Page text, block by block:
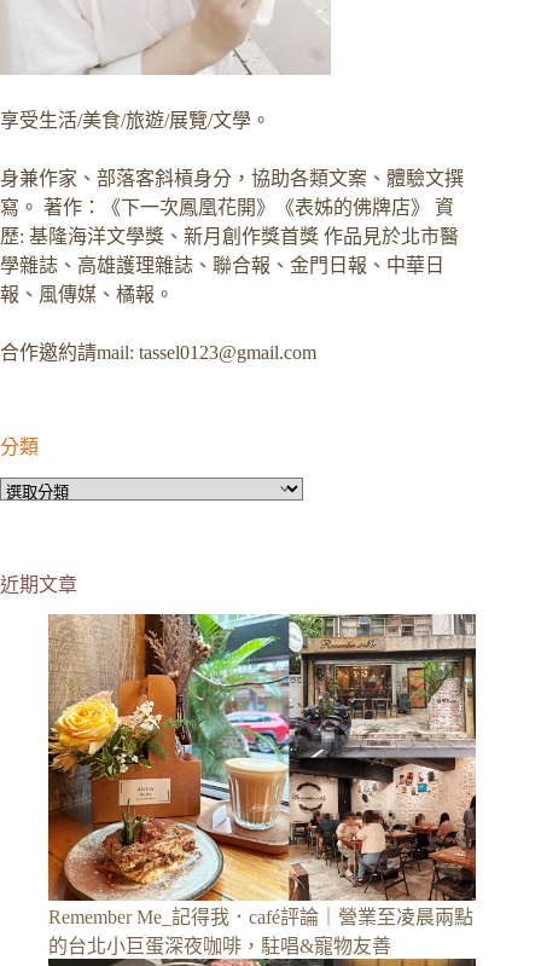
享受生活/美食/旅遊/展覽/文學。
身兼作家、部落客斜槓身分，協助各類文案、體驗文撰
寫。 著作：《下一次鳳凰花開》《表姊的佛牌店》 資
歷: 基隆海洋文學獎、新月創作獎首獎 作品見於北市醫
學雜誌、高雄護理雜誌、聯合報、金門日報、中華日
報、風傳媒、橘報。
合作邀約請mail: tassel0123@gmail.com
分類
分
近期文章
Remember Me_記得我．café評論｜營業至凌晨兩點
的台北小巨蛋深夜咖啡，駐唱&寵物友善